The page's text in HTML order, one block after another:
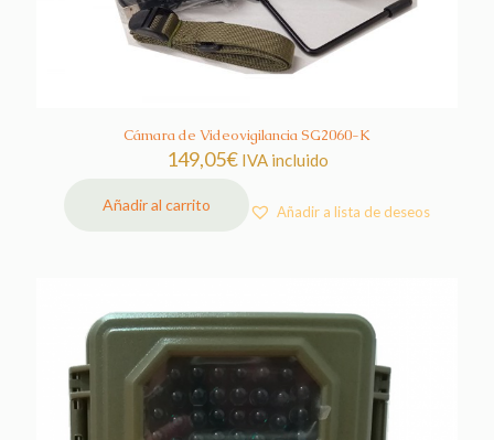
Cámara de Videovigilancia SG2060-K
149,05€ IVA incluido
Añadir al carrito Añadir a lista de deseos